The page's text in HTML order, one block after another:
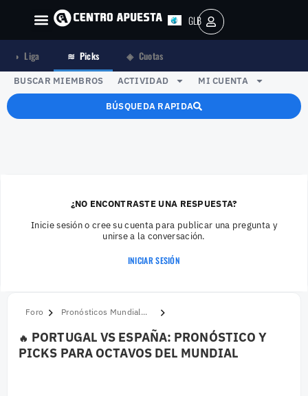
GLB
AR
◑ Liga ≋ Picks ◈ Cuotas
BUSCAR MIEMBROS ACTIVIDAD MI CUENTA
BÚSQUEDA RAPIDA
¿NO ENCONTRASTE UNA RESPUESTA?
Inicie sesión o cree su cuenta para publicar una pregunta y
unirse a la conversación.
INICIAR SESIÓN
Pronósticos Mundial...
PORTUGAL VS ESPAÑA: PRONÓSTICO Y
PICKS PARA OCTAVOS DEL MUNDIAL